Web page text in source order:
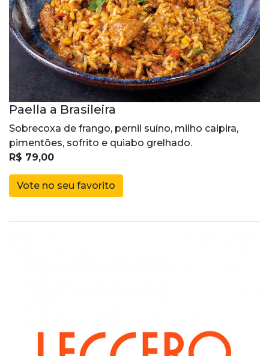
Paella a Brasileira
Sobrecoxa de frango, pernil suíno, milho caipira,
pimentões, sofrito e quiabo grelhado.
R$ 79,00
Vote no seu favorito